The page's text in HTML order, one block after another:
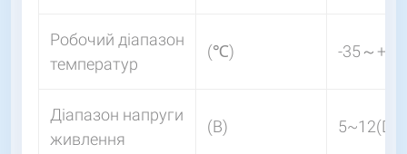
Робочий діапазон
температур
(℃) -35～+70
Діапазон напруги
живлення
(В)